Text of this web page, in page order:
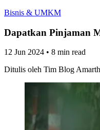
Bisnis & UMKM
Dapatkan Pinjaman
12 Jun 2024 • 8 min read
Ditulis oleh Tim Blog